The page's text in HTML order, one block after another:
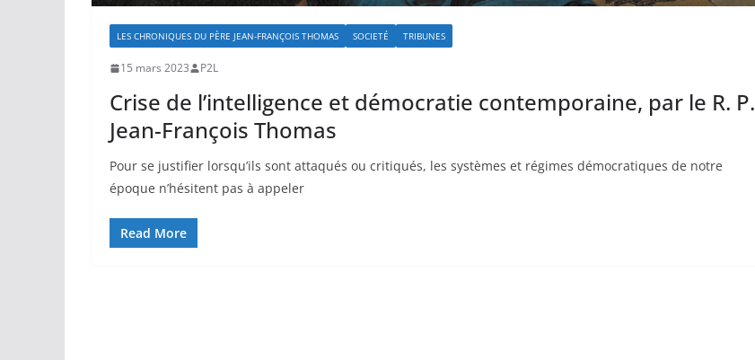
LES CHRONIQUES DU PÈRE JEAN-FRANÇOIS THOMAS SOCIETÉ TRIBUNES
15 mars 2023 P2L
Crise de l’intelligence et démocratie contemporaine, par le R. P.
Jean-François Thomas
Pour se justifier lorsqu’ils sont attaqués ou critiqués, les systèmes et régimes démocratiques de notre
époque n’hésitent pas à appeler
Read More